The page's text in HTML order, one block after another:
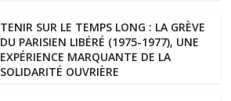
TENIR SUR LE TEMPS LONG : LA GRÈVE
DU PARISIEN LIBÉRÉ (1975-1977), UNE
EXPÉRIENCE MARQUANTE DE LA
SOLIDARITÉ OUVRIÈRE